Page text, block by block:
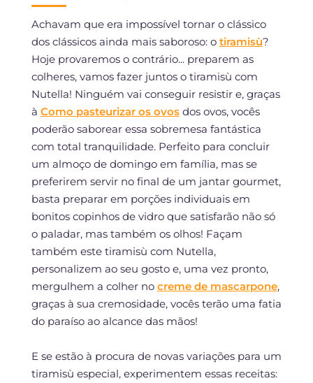
Achavam que era impossível tornar o clássico
dos clássicos ainda mais saboroso: o tiramisù?
Hoje provaremos o contrário... preparem as
colheres, vamos fazer juntos o tiramisù com
Nutella! Ninguém vai conseguir resistir e, graças
à Como pasteurizar os ovosdos ovos, vocês
poderão saborear essa sobremesa fantástica
com total tranquilidade. Perfeito para concluir
um almoço de domingo em família, mas se
preferirem servir no final de um jantar gourmet,
basta preparar em porções individuais em
bonitos copinhos de vidro que satisfarão não só
o paladar, mas também os olhos! Façam
também este tiramisù com Nutella,
personalizem ao seu gosto e, uma vez pronto,
mergulhem a colher no creme de mascarpone,
graças à sua cremosidade, vocês terão uma fatia
do paraíso ao alcance das mãos!
E se estão à procura de novas variações para um
tiramisù especial, experimentem essas receitas: